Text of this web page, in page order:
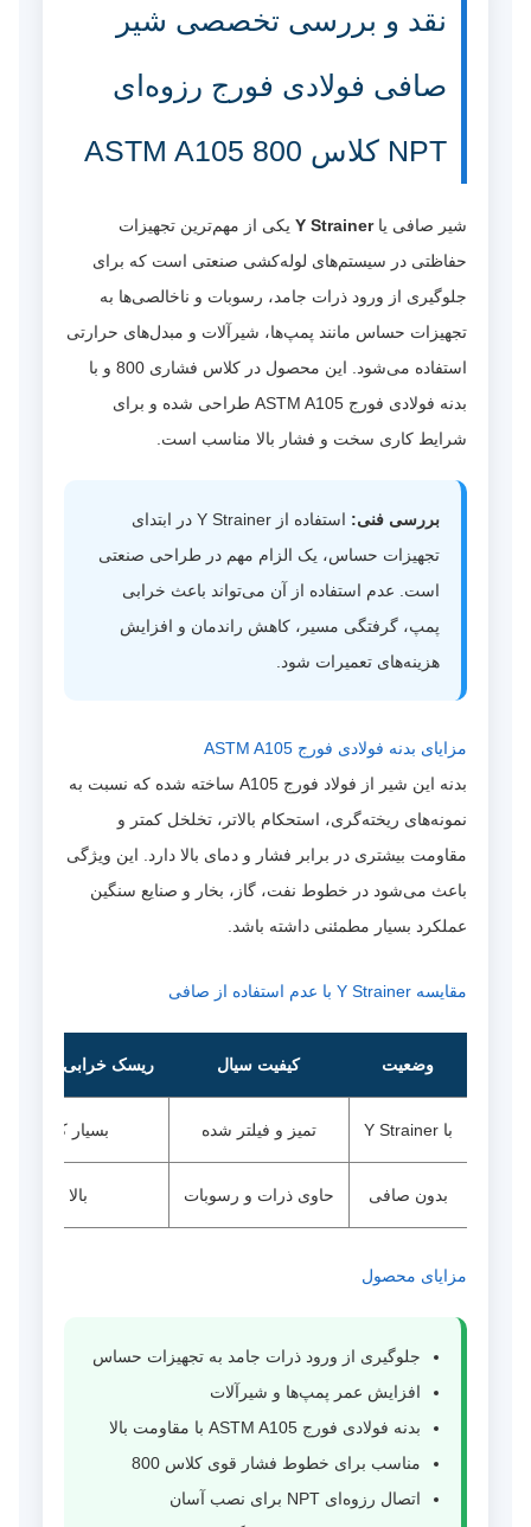
نقد و بررسی تخصصی شیر
صافی فولادی فورج رزوه‌ای
NPT کلاس 800 ASTM A105
شیر صافی یاY Strainer یکی از مهم‌ترین تجهیزات
حفاظتی در سیستم‌های لوله‌کشی صنعتی است که برای
جلوگیری از ورود ذرات جامد، رسوبات و ناخالصی‌ها به
تجهیزات حساس مانند پمپ‌ها، شیرآلات و مبدل‌های حرارتی
استفاده می‌شود. این محصول در کلاس فشاری 800 و با
بدنه فولادی فورج ASTM A105 طراحی شده و برای
شرایط کاری سخت و فشار بالا مناسب است.
بررسی فنی:
استفاده از Y Strainer در ابتدای
تجهیزات حساس، یک الزام مهم در طراحی صنعتی
است. عدم استفاده از آن می‌تواند باعث خرابی
پمپ، گرفتگی مسیر، کاهش راندمان و افزایش
هزینه‌های تعمیرات شود.
مزایای بدنه فولادی فورج ASTM A105
بدنه این شیر از فولاد فورج A105 ساخته شده که نسبت به
نمونه‌های ریخته‌گری، استحکام بالاتر، تخلخل کمتر و
مقاومت بیشتری در برابر فشار و دمای بالا دارد. این ویژگی
باعث می‌شود در خطوط نفت، گاز، بخار و صنایع سنگین
عملکرد بسیار مطمئنی داشته باشد.
مقایسه Y Strainer با عدم استفاده از صافی
وضعیت کیفیت سیال ریسک خرابی تجهیزات
با Y Strainer تمیز و فیلتر شده بسیار کم
بدون صافی حاوی ذرات و رسوبات بالا
مزایای محصول
جلوگیری از ورود ذرات جامد به تجهیزات حساس
افزایش عمر پمپ‌ها و شیرآلات
بدنه فولادی فورج ASTM A105 با مقاومت بالا
مناسب برای خطوط فشار قوی کلاس 800
اتصال رزوه‌ای NPT برای نصب آسان